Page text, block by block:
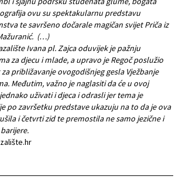
ovu su spektakularnu predstavu
te savršeno dočarale magičan svijet Priča iz
(…)
Ivana pl. Zajca oduvijek je pažnju
za djecu i mlade, a upravo je Regoč poslužio
približavanje ovogodišnjeg gesla Vježbanje
Međutim, važno je naglasiti da će u ovoj
uživati i djeca i odrasli jer tema je
po završetku predstave ukazuju na to da je ova
i četvrti zid te premostila ne samo jezične i